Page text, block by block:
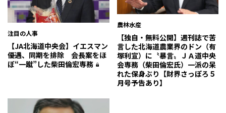
注目の人事
【JA北海道中央会】イエスマン
優遇、同期を排除 会長案をほ
ぼ“一蹴”した柴田倫宏専務
農林水産
【独自・無料公開】週刊誌で苦
言した北海道農業界のドン（有
塚利宣）に〝暴言〟ＪＡ道中央
会専務（柴田倫宏氏）一派の呆
れた保身ぶり【財界さっぽろ５
月号予告あり】